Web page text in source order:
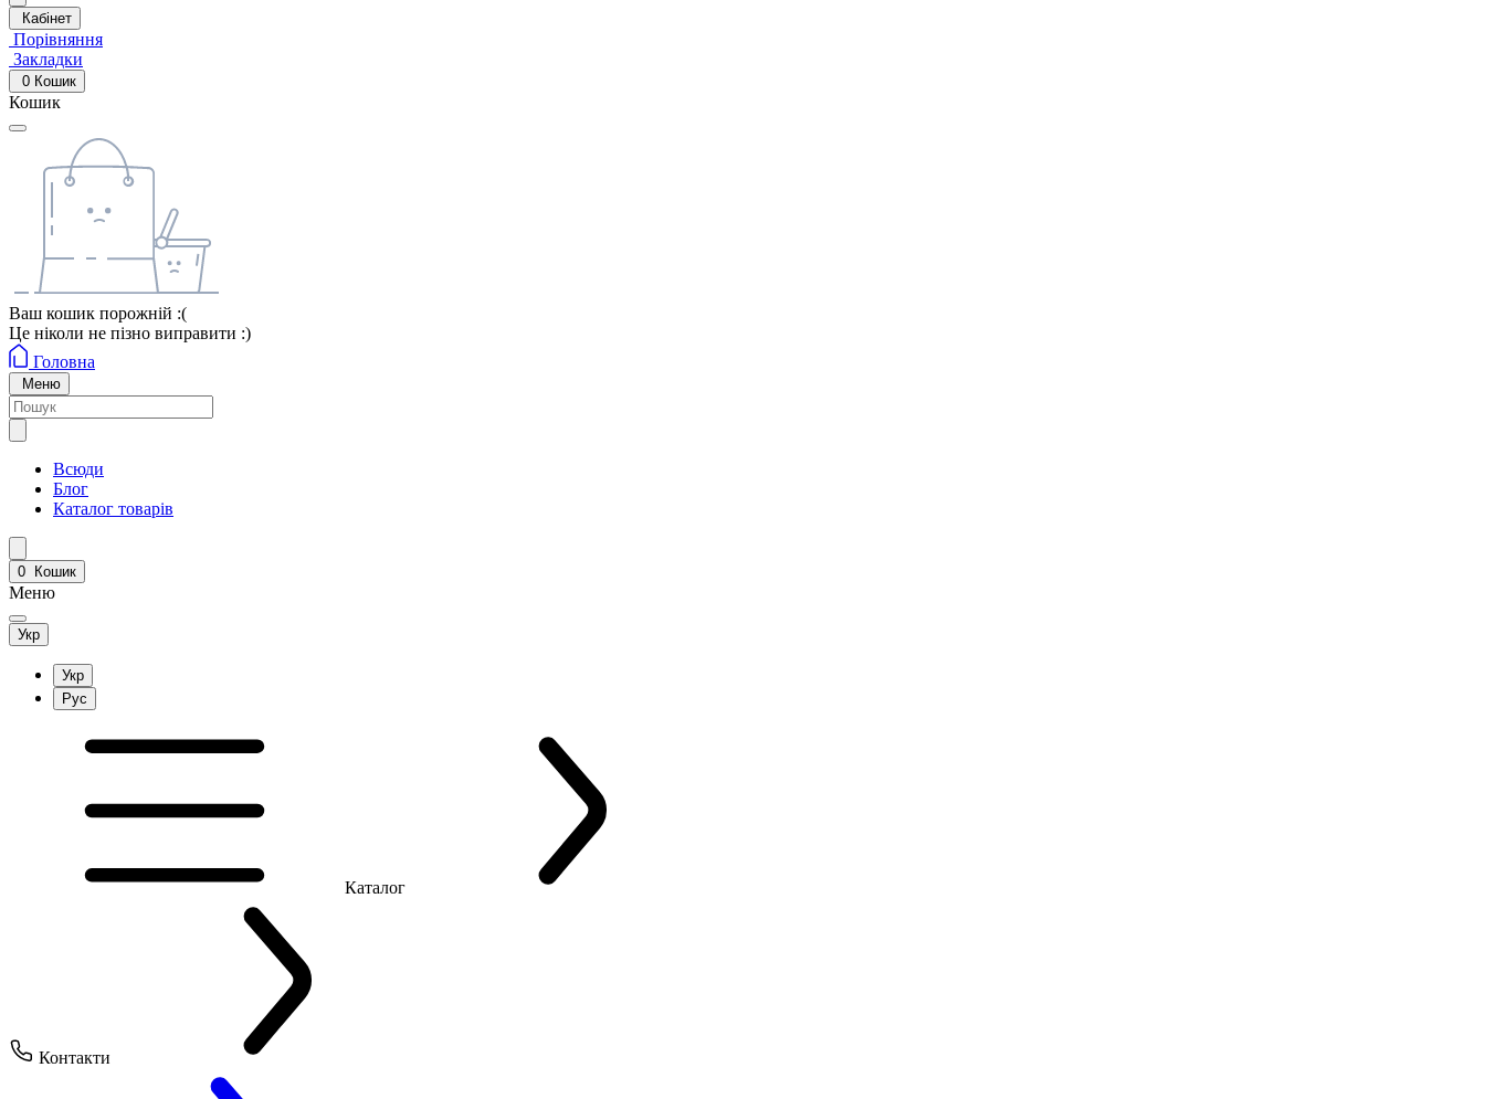
Кабінет
Порівняння
Закладки
0 Кошик
Кошик
Ваш кошик порожній :(
Це ніколи не пізно виправити :)
Головна
Меню
Всюди
Блог
Каталог товарів
0 Кошик
Меню
Укр
Укр
Рус
Каталог
Контакти